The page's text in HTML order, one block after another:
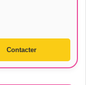
Contacter